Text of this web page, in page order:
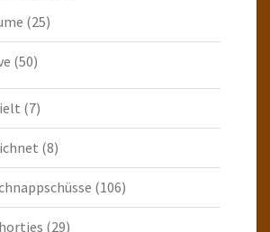
(25)
(50)
(7)
(8)
(106)
(29)